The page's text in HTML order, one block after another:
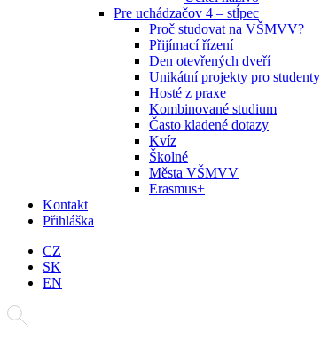
Pre uchádzačov 4 – stĺpec
Proč studovat na VŠMVV?
Přijímací řízení
Den otevřených dveří
Unikátní projekty pro studenty
Hosté z praxe
Kombinované studium
Často kladené dotazy
Kvíz
Školné
Města VŠMVV
Erasmus+
Kontakt
Přihláška
CZ
SK
EN